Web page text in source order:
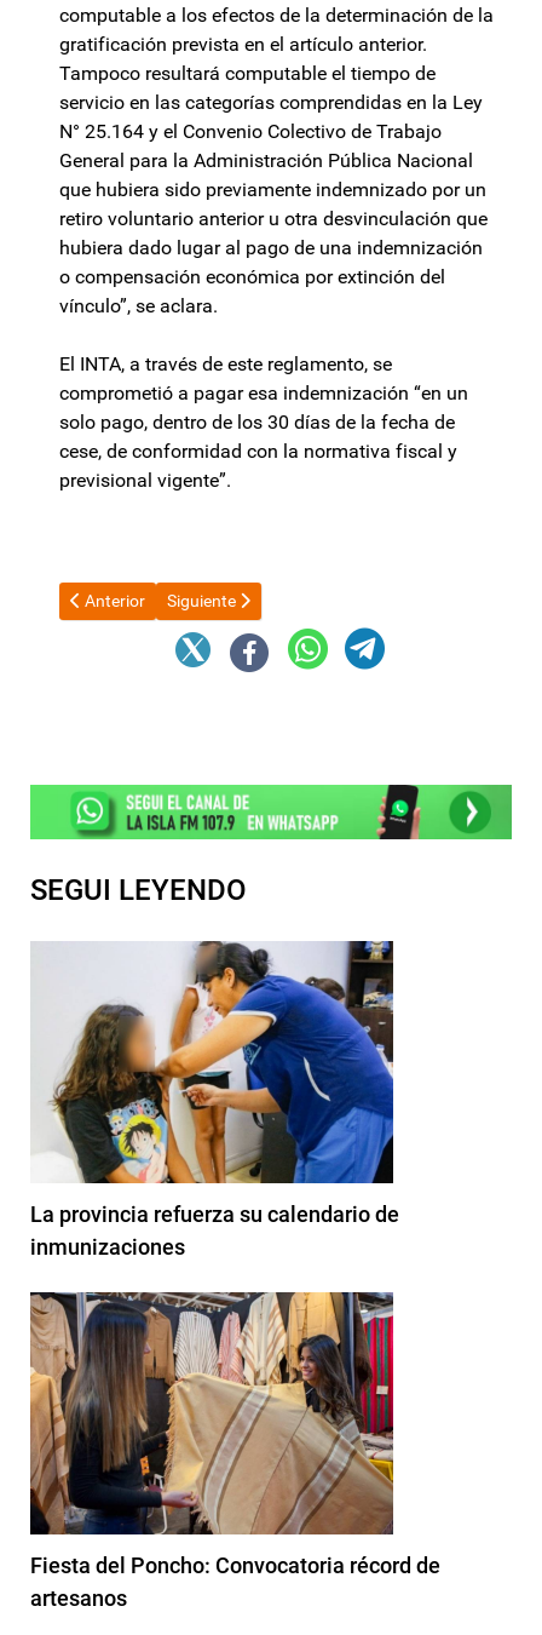
computable a los efectos de la determinación de la
gratificación prevista en el artículo anterior.
Tampoco resultará computable el tiempo de
servicio en las categorías comprendidas en la Ley
N° 25.164 y el Convenio Colectivo de Trabajo
General para la Administración Pública Nacional
que hubiera sido previamente indemnizado por un
retiro voluntario anterior u otra desvinculación que
hubiera dado lugar al pago de una indemnización
o compensación económica por extinción del
vínculo”, se aclara.
El INTA, a través de este reglamento, se
comprometió a pagar esa indemnización “en un
solo pago, dentro de los 30 días de la fecha de
cese, de conformidad con la normativa fiscal y
previsional vigente”.
Artículo anterior: Bancarios realizarán medidas de fuerza el
Anterior Artículo siguiente: ANSES: aumenta un 38% el
Siguiente
SEGUI LEYENDO
La provincia refuerza su calendario de
inmunizaciones
Fiesta del Poncho: Convocatoria récord de
artesanos